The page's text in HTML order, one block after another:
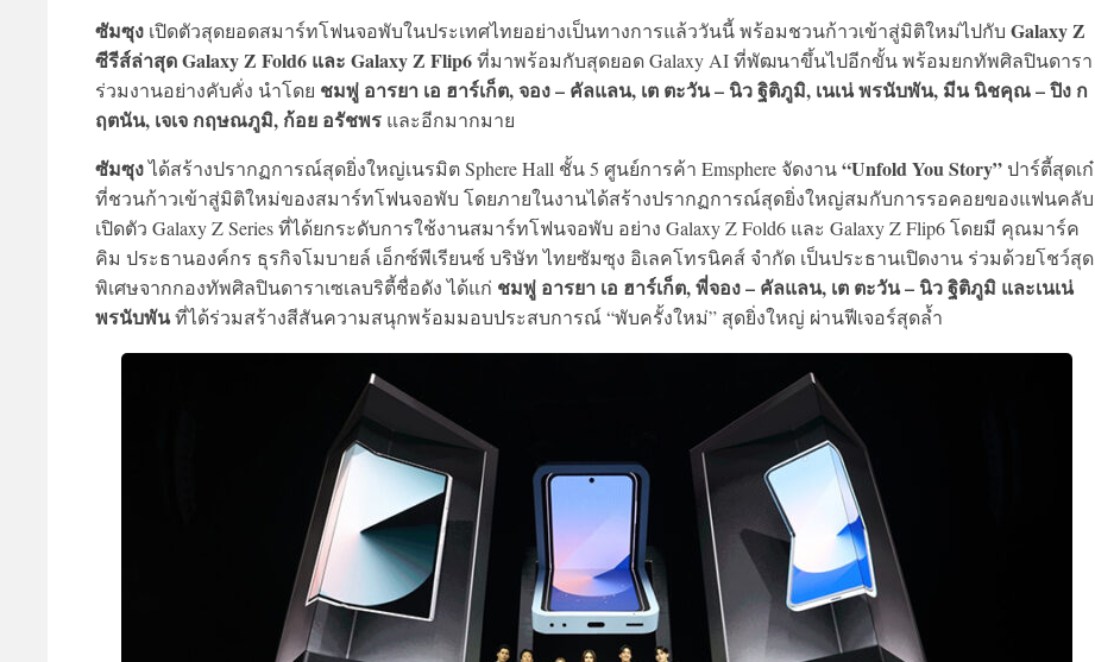
ซัมซุง เปิดตัวสุดยอดสมาร์ทโฟนจอพับในประเทศไทยอย่างเป็นทางการแล้ววันนี้ พร้อมชวนก้าวเข้าสู่มิติใหม่ไปกับ Galaxy Z
ซีรีส์ล่าสุด Galaxy Z Fold6 และ Galaxy Z Flip6ที่มาพร้อมกับสุดยอด Galaxy AI ที่พัฒนาขึ้นไปอีกขั้น พร้อมยกทัพศิลปินดารา
ร่วมงานอย่างคับคั่ง นำโดย ชมพู่ อารยา เอ ฮาร์เก็ต, จอง – คัลแลน, เต ตะวัน – นิว ฐิติภูมิ, เนเน่ พรนับพัน, มีน นิชคุณ – ปิง ก
ฤตนัน, เจเจ กฤษณภูมิ, ก้อย อรัชพร และอีกมากมาย
ซัมซุงได้สร้างปรากฏการณ์สุดยิ่งใหญ่เนรมิต Sphere Hall ชั้น 5 ศูนย์การค้า Emsphere จัดงาน“Unfold You Story”ปาร์ตี้สุดเก๋
ที่ชวนก้าวเข้าสู่มิติใหม่ของสมาร์ทโฟนจอพับ โดยภายในงานได้สร้างปรากฏการณ์สุดยิ่งใหญ่สมกับการรอคอยของแฟนคลับ
เปิดตัว Galaxy Z Series ที่ได้ยกระดับการใช้งานสมาร์ทโฟนจอพับ อย่าง Galaxy Z Fold6 และ Galaxy Z Flip6 โดยมี คุณมาร์ค
คิม ประธานองค์กร ธุรกิจโมบายล์ เอ็กซ์พีเรียนซ์ บริษัท ไทยซัมซุง อิเลคโทรนิคส์ จำกัด เป็นประธานเปิดงาน ร่วมด้วยโชว์สุด
พิเศษจากกองทัพศิลปินดาราเซเลบริตี้ชื่อดัง ได้แก่ ชมพู่ อารยา เอ ฮาร์เก็ต, พี่จอง – คัลแลน, เต ตะวัน – นิว ฐิติภูมิ และเนเน่
พรนับพันที่ได้ร่วมสร้างสีสันความสนุกพร้อมมอบประสบการณ์ “พับครั้งใหม่” สุดยิ่งใหญ่ ผ่านฟีเจอร์สุดล้ำ